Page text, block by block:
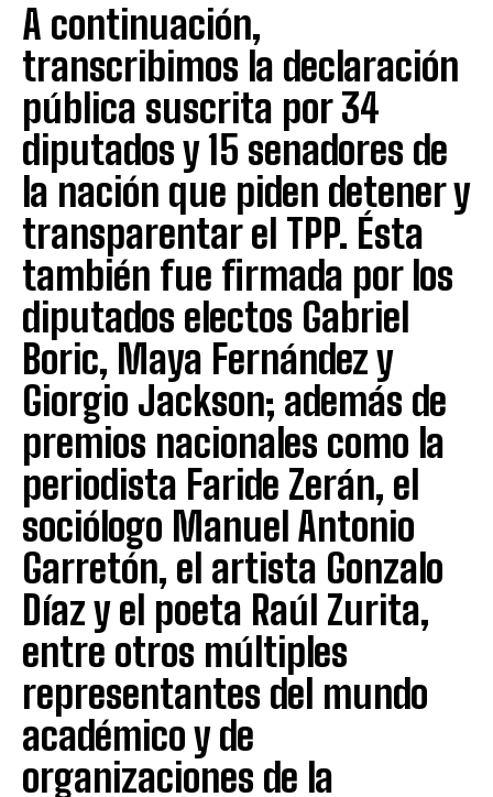
A continuación,
transcribimos la declaración
pública suscrita por 34
diputados y 15 senadores de
la nación que piden detener y
transparentar el TPP. Ésta
también fue firmada por los
diputados electos Gabriel
Boric, Maya Fernández y
Giorgio Jackson; además de
premios nacionales como la
periodista Faride Zerán, el
sociólogo Manuel Antonio
Garretón, el artista Gonzalo
Díaz y el poeta Raúl Zurita,
entre otros múltiples
representantes del mundo
académico y de
organizaciones de la